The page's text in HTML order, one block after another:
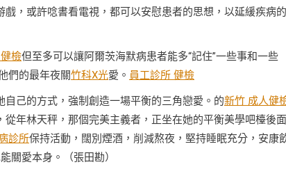
，或許唸書看電視，都可以安慰患者的思想，以延緩疾病
檢但至多可以讓阿爾茨海默病患者能多“記住”一些事和一些
們的最年夜關竹科X光愛。 員工診所 健檢
己的方式，強制創造一場平衡的三角戀愛。的新竹 成人健
年林天秤，那個完美主義者，正坐在她的平衡美學吧檯後面
診所保持活動，闊別煙酒，削減熬夜，堅持睡眠充分，安康
關愛本身。（張田勘）